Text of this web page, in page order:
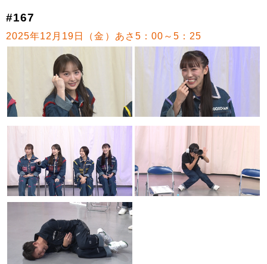
#167
2025年12月19日（金）あさ5：00～5：25